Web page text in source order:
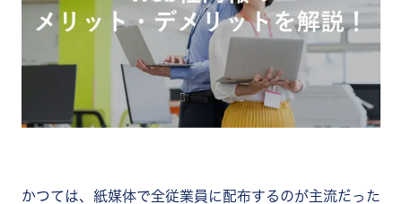
かつては、紙媒体で全従業員に配布するのが主流だった